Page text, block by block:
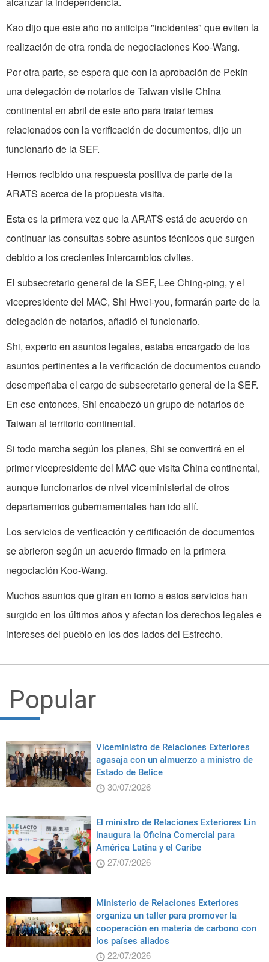
Kao dijo que este año no anticipa "incidentes" que eviten la
realización de otra ronda de negociaciones Koo-Wang.
Por otra parte, se espera que con la aprobación de Pekín
una delegación de notarios de Taiwan visite China
continental en abril de este año para tratar temas
relacionados con la verificación de documentos, dijo un
funcionario de la SEF.
Hemos recibido una respuesta positiva de parte de la
ARATS acerca de la propuesta visita.
Esta es la primera vez que la ARATS está de acuerdo en
continuar las consultas sobre asuntos técnicos que surgen
debido a los crecientes intercambios civiles.
El subsecretario general de la SEF, Lee Ching-ping, y el
vicepresidente del MAC, Shi Hwei-you, formarán parte de la
delegación de notarios, añadió el funcionario.
Shi, experto en asuntos legales, estaba encargado de los
asuntos pertinentes a la verificación de documentos cuando
desempeñaba el cargo de subsecretario general de la SEF.
En ese entonces, Shi encabezó un grupo de notarios de
Taiwan al territorio continental.
Si todo marcha según los planes, Shi se convertirá en el
primer vicepresidente del MAC que visita China continental,
aunque funcionarios de nivel viceministerial de otros
departamentos gubernamentales han ido allí.
Los servicios de verificación y certificación de documentos
se abrieron según un acuerdo firmado en la primera
negociación Koo-Wang.
Muchos asuntos que giran en torno a estos servicios han
surgido en los últimos años y afectan los derechos legales e
intereses del pueblo en los dos lados del Estrecho.
Popular
Viceministro de Relaciones Exteriores
agasaja con un almuerzo a ministro de
Estado de Belice
30/07/2026
El ministro de Relaciones Exteriores Lin
inaugura la Oficina Comercial para
América Latina y el Caribe
27/07/2026
Ministerio de Relaciones Exteriores
organiza un taller para promover la
cooperación en materia de carbono con
los países aliados
22/07/2026